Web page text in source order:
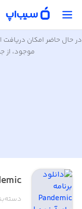
در حال حاضر امکان دریافت
موجود،